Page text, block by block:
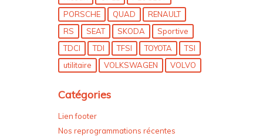
PORSCHE
QUAD
RENAULT
RS
SEAT SKODA
Sportive
TDCI
TDI TFSI TOYOTA
TSI
utilitaire
VOLKSWAGEN VOLVO
Catégories
Lien footer
Nos reprogrammations récentes